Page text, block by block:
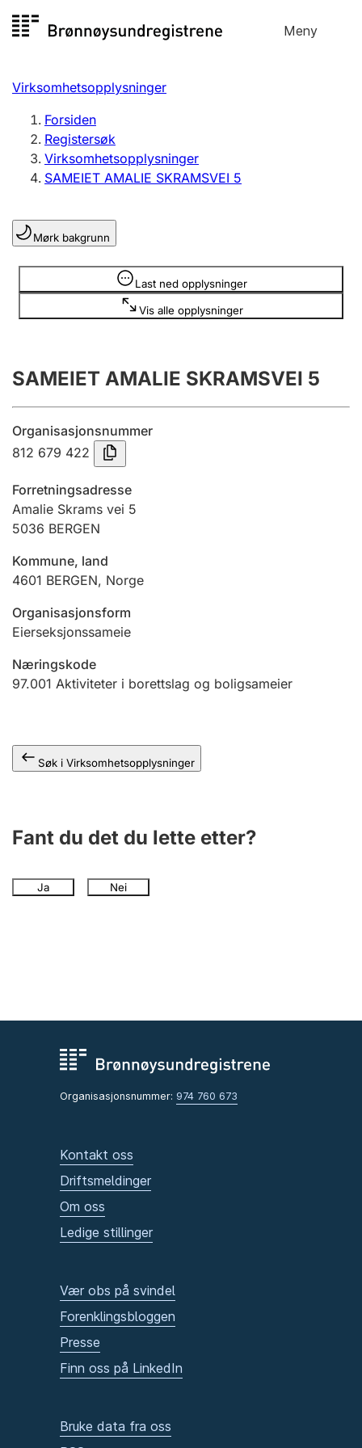
til
Meny
Registersøk
Aksjeselskap
Enkeltpersonforetak
Registrere, endre, slette
Lag og forening
Registrere, endre, slette
Innsending og forsinkelsesgebyr
Tinglysing
Jeger
Ektepaktveileder
Offentlig sektor
Virksomhetsopplysninger
Forsiden
Registersøk
Virksomhetsopplysninger
SAMEIET AMALIE SKRAMSVEI 5
Mørk bakgrunn
Last ned opplysninger
Vis alle opplysninger
Opplysninger er skjult
SAMEIET AMALIE SKRAMSVEI 5
Organisasjonsnummer
812 679 422
Forretningsadresse
Amalie Skrams vei 5
5036 BERGEN
Kommune, land
4601 BERGEN, Norge
Organisasjonsform
Eierseksjonssameie
Næringskode
97.001 Aktiviteter i borettslag og boligsameier
Søk i Virksomhetsopplysninger
Fant du det du lette etter?
Ja Nei
Organisasjonsnummer: 974 760 673
Kontakt oss
Driftsmeldinger
Om oss
Ledige stillinger
Vær obs på svindel
Forenklingsbloggen
Presse
Finn oss på LinkedIn
Bruke data fra oss